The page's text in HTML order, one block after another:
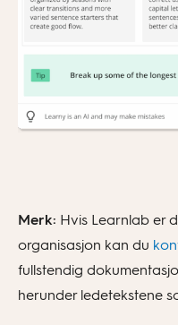
Merk: Hvis Learnlab er
organisasjon kan du
fullstendig
herunder ledetekstene